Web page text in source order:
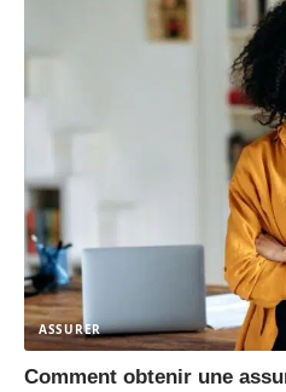
ASSURER
Comment obtenir une